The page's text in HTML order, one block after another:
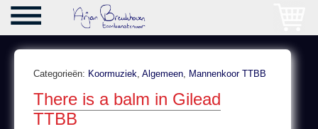
Categorieën: Koormuziek, Algemeen, Mannenkoor TTBB
There is a balm in Gilead
TTBB